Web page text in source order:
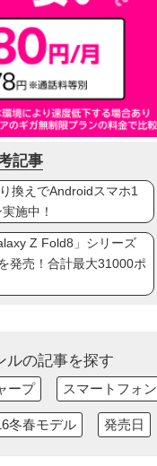
記事
換えでAndroidスマホ1
施中！
Z Fold8」シリーズ
発売！合計最大31000ポ
ルの記事を探す
ープ スマートフォン
冬春モデル 発売日